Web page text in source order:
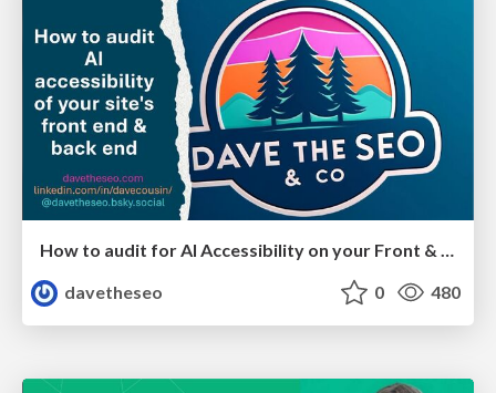
How to audit for AI Accessibility on your Front & Back End
davetheseo
0 480